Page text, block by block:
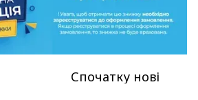
Спочатку нові